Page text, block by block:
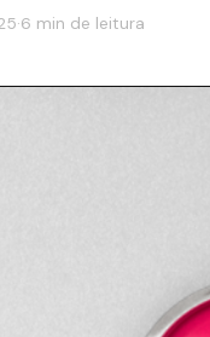
·6 min de leitura